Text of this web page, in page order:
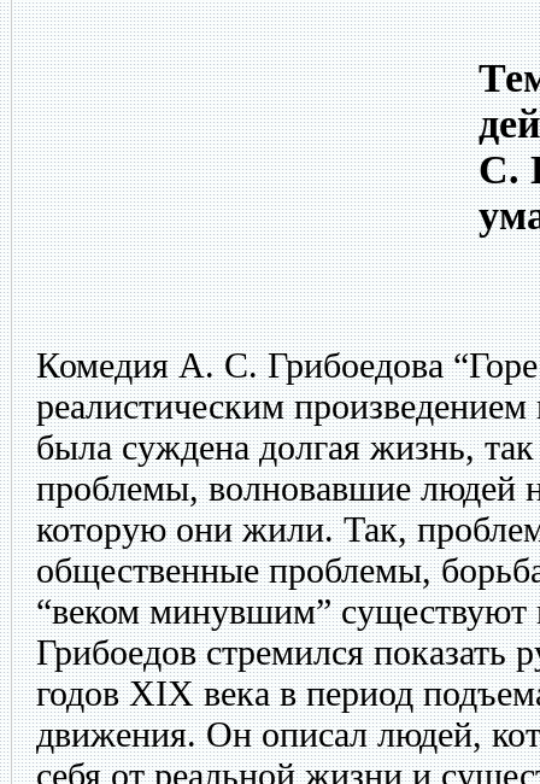
С.
Комедия А. С. Грибоедова
реалистическим
была суждена долгая жизнь,
проблемы, волновавшие людей
которую они жили. Так,
общественные проблемы,
“веком минувшим”
Грибоедов стремился показать
годов XIX века в период
движения. Он описал людей,
себя от реальной жизни и